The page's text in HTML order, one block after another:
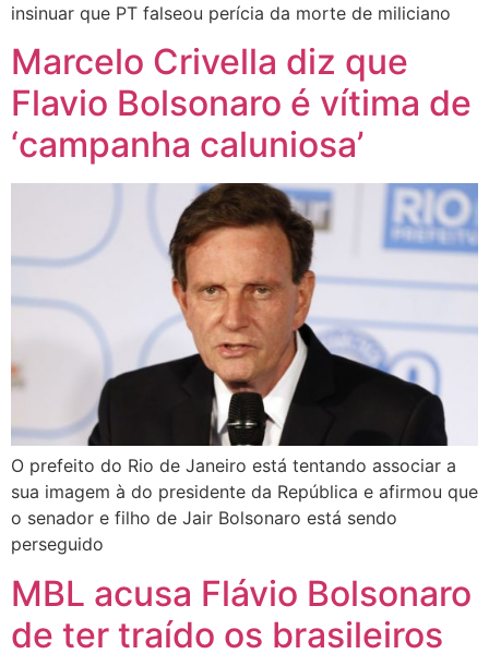
insinuar que PT falseou perícia da morte de miliciano
Marcelo Crivella diz que
Flavio Bolsonaro é vítima de
‘campanha caluniosa’
O prefeito do Rio de Janeiro está tentando associar a
sua imagem à do presidente da República e afirmou que
o senador e filho de Jair Bolsonaro está sendo
perseguido
MBL acusa Flávio Bolsonaro
de ter traído os brasileiros